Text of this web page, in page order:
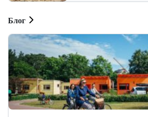
Блог